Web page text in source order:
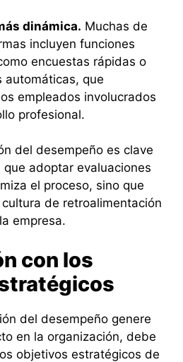
dinámica. Muchas de
incluyen funciones
encuestas rápidas o
automáticas, que
empleados involucrados
profesional.
del desempeño es clave
adoptar evaluaciones
el proceso, sino que
de retroalimentación
empresa.
con los
del desempeño genere
en la organización, debe
objetivos estratégicos de